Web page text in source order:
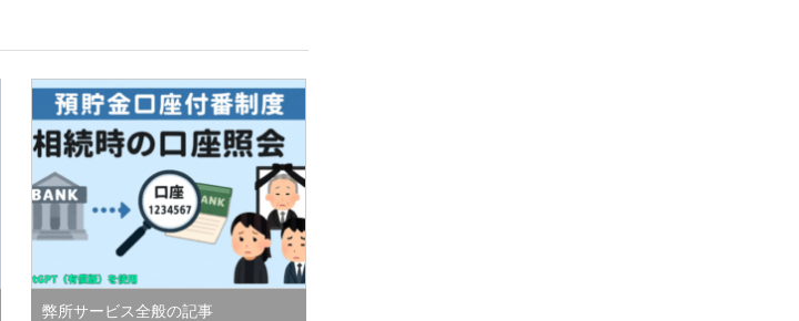
弊所サービス全般の記事